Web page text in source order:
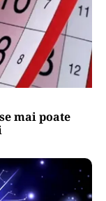
mai poate